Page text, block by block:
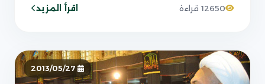
البيت عليهم السلام في سوريا
12650 قراءة اقرأ المزيد